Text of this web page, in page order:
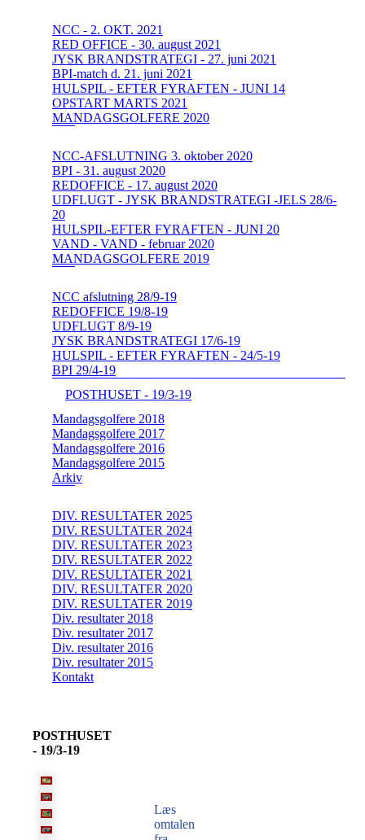
NCC - 2. OKT. 2021
RED OFFICE - 30. august 2021
JYSK BRANDSTRATEGI - 27. juni 2021
BPI-match d. 21. juni 2021
HULSPIL - EFTER FYRAFTEN - JUNI 14
OPSTART MARTS 2021
MANDAGSGOLFERE 2020
NCC-AFSLUTNING 3. oktober 2020
BPI - 31. august 2020
REDOFFICE - 17. august 2020
UDFLUGT - JYSK BRANDSTRATEGI -JELS 28/6-
20
HULSPIL-EFTER FYRAFTEN - JUNI 20
VAND - VAND - februar 2020
MANDAGSGOLFERE 2019
NCC afslutning 28/9-19
REDOFFICE 19/8-19
UDFLUGT 8/9-19
JYSK BRANDSTRATEGI 17/6-19
HULSPIL - EFTER FYRAFTEN - 24/5-19
BPI 29/4-19
POSTHUSET - 19/3-19
Mandagsgolfere 2018
Mandagsgolfere 2017
Mandagsgolfere 2016
Mandagsgolfere 2015
Arkiv
DIV. RESULTATER 2025
DIV. RESULTATER 2024
DIV. RESULTATER 2023
DIV. RESULTATER 2022
DIV. RESULTATER 2021
DIV. RESULTATER 2020
DIV. RESULTATER 2019
Div. resultater 2018
Div. resultater 2017
Div. resultater 2016
Div. resultater 2015
Kontakt
POSTHUSET
- 19/3-19
Læs
omtalen